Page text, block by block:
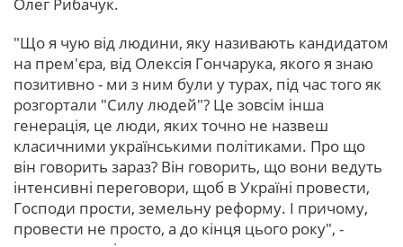
"Що я чую від людини, яку називають кандидатом
на прем'єра, від Олексія Гончарука, якого я знаю
позитивно - ми з ним були у турах, під час того як
розгортали "Силу людей"? Це зовсім інша
генерація, це люди, яких точно не назвеш
класичними українськими політиками. Про що
він говорить зараз? Він говорить, що вони ведуть
інтенсивні переговори, щоб в Україні провести,
Господи прости, земельну реформу. І причому,
провести не просто, а до кінця цього року", -